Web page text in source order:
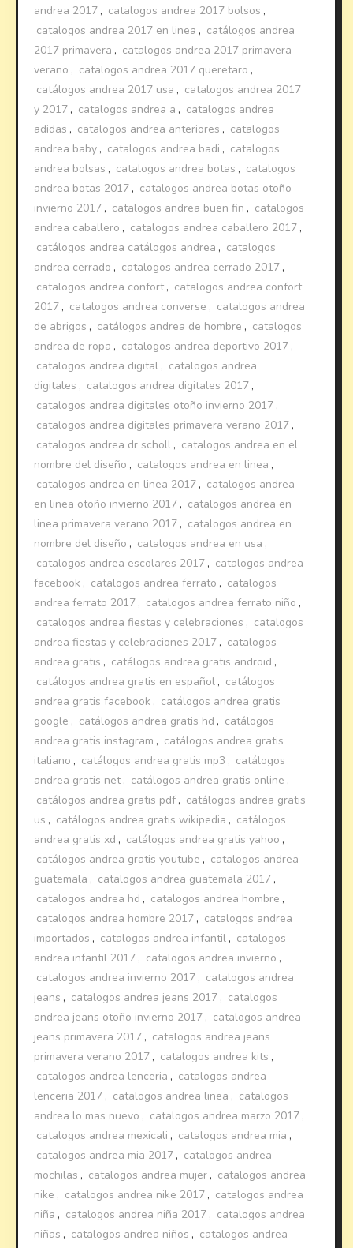
andrea 2017 , catalogos andrea 2017 bolsos ,
catalogos andrea 2017 en linea , catálogos andrea
2017 primavera , catalogos andrea 2017 primavera
verano , catalogos andrea 2017 queretaro ,
catálogos andrea 2017 usa , catalogos andrea 2017
y 2017 , catalogos andrea a , catalogos andrea
adidas , catalogos andrea anteriores , catalogos
andrea baby , catalogos andrea badi , catalogos
andrea bolsas , catalogos andrea botas , catalogos
andrea botas 2017 , catalogos andrea botas otoño
invierno 2017 , catalogos andrea buen fin , catalogos
andrea caballero , catalogos andrea caballero 2017 ,
catálogos andrea catálogos andrea , catalogos
andrea cerrado , catalogos andrea cerrado 2017 ,
catalogos andrea confort, catalogos andrea confort
2017 , catalogos andrea converse , catalogos andrea
de abrigos , catálogos andrea de hombre , catalogos
andrea de ropa , catalogos andrea deportivo 2017 ,
catalogos andrea digital , catalogos andrea
digitales , catalogos andrea digitales 2017 ,
catalogos andrea digitales otoño invierno 2017 ,
catalogos andrea digitales primavera verano 2017 ,
catalogos andrea dr scholl , catalogos andrea en el
nombre del diseño , catalogos andrea en linea ,
catalogos andrea en linea 2017 , catalogos andrea
en linea otoño invierno 2017 , catalogos andrea en
linea primavera verano 2017 , catalogos andrea en
nombre del diseño , catalogos andrea en usa ,
catalogos andrea escolares 2017 , catalogos andrea
facebook , catalogos andrea ferrato , catalogos
andrea ferrato 2017 , catalogos andrea ferrato niño ,
catalogos andrea fiestas y celebraciones , catalogos
andrea fiestas y celebraciones 2017 , catalogos
andrea gratis , catálogos andrea gratis android ,
catálogos andrea gratis en español , catálogos
andrea gratis facebook , catálogos andrea gratis
google , catálogos andrea gratis hd , catálogos
andrea gratis instagram , catálogos andrea gratis
italiano , catálogos andrea gratis mp3 , catálogos
andrea gratis net, catálogos andrea gratis online ,
catálogos andrea gratis pdf , catálogos andrea gratis
us , catálogos andrea gratis wikipedia , catálogos
andrea gratis xd , catálogos andrea gratis yahoo ,
catálogos andrea gratis youtube , catalogos andrea
guatemala , catalogos andrea guatemala 2017 ,
catalogos andrea hd , catalogos andrea hombre ,
catalogos andrea hombre 2017 , catalogos andrea
importados , catalogos andrea infantil , catalogos
andrea infantil 2017 , catalogos andrea invierno ,
catalogos andrea invierno 2017 , catalogos andrea
jeans , catalogos andrea jeans 2017 , catalogos
andrea jeans otoño invierno 2017 , catalogos andrea
jeans primavera 2017 , catalogos andrea jeans
primavera verano 2017 , catalogos andrea kits ,
catalogos andrea lenceria , catalogos andrea
lenceria 2017 , catalogos andrea linea , catalogos
andrea lo mas nuevo , catalogos andrea marzo 2017 ,
catalogos andrea mexicali , catalogos andrea mia ,
catalogos andrea mia 2017 , catalogos andrea
mochilas , catalogos andrea mujer , catalogos andrea
nike , catalogos andrea nike 2017 , catalogos andrea
niña , catalogos andrea niña 2017 , catalogos andrea
niñas , catalogos andrea niños , catalogos andrea